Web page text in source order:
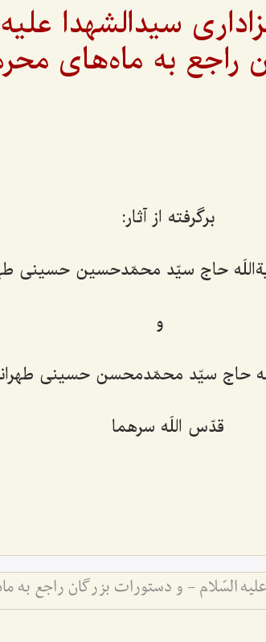
سیدالشهدا
راجع به ماه‌های
برگرفته از آثار:
حاج سیّد محمّدحسین حسینی
و
حاج سیّد محمّدمحسن حسینی
قدّس اللَه سرهما
السّلام - و دستورات بزرگان راجع به